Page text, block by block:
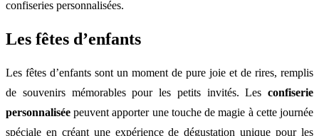
confiseries personnalisées.
Les fêtes d’enfants
Les fêtes d’enfants sont un moment de pure joie et de rires, remplis
de souvenirs mémorables pour les petits invités. Les confiserie
personnalisée peuvent apporter une touche de magie à cette journée
spéciale en créant une expérience de dégustation unique pour les